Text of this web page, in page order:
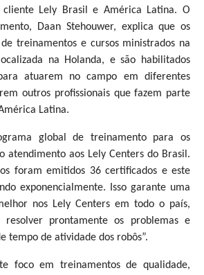
Lely Brasil e América Latina. O
Daan Stehouwer, explica que os
treinamentos e cursos ministrados na
na Holanda, e são habilitados
atuarem no campo em diferentes
outros profissionais que fazem parte
Latina.
global de treinamento para os
atendimento aos Lely Centers do Brasil.
foram emitidos 36 certificados e este
exponencialmente. Isso garante uma
nos Lely Centers em todo o país,
resolver prontamente os problemas e
tempo de atividade dos robôs”.
foco em treinamentos de qualidade,